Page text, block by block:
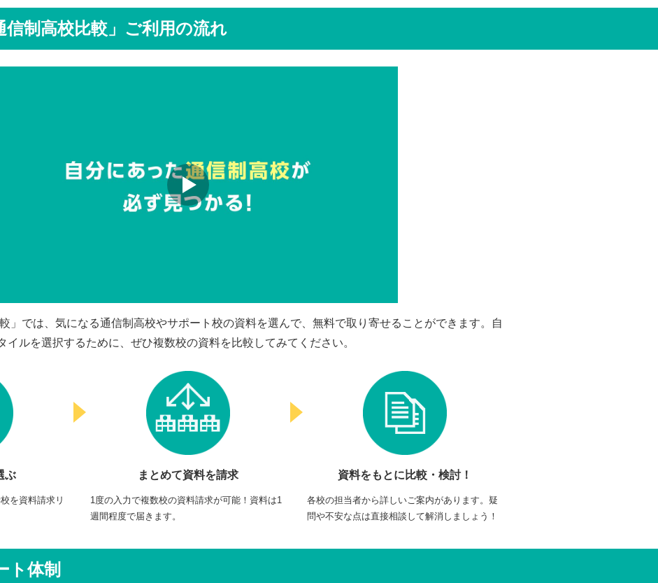
信制高校比較」ご利用の流れ
」では、気になる通信制高校やサポート校の資料を選んで、無料で取り寄せることができます。自
イルを選択するために、ぜひ複数校の資料を比較してみてください。
ぶ
を資料請求リ
まとめて資料を請求
1度の入力で複数校の資料請求が可能！資料は1
週間程度で届きます。
資料をもとに比較・検討！
各校の担当者から詳しいご案内があります。疑
問や不安な点は直接相談して解消しましょう！
ト体制